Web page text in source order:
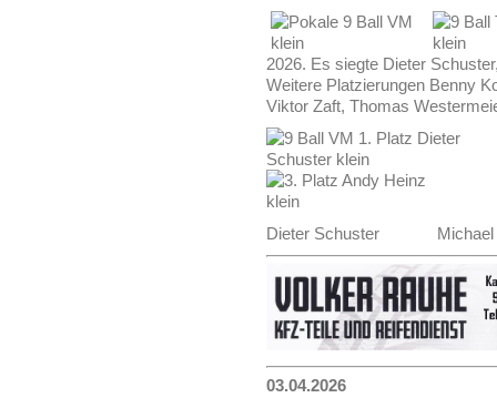
2026. Es siegte Dieter
Weitere Platzierungen Benny
Viktor Zaft, Thomas
Dieter Schuster
03.04.2026